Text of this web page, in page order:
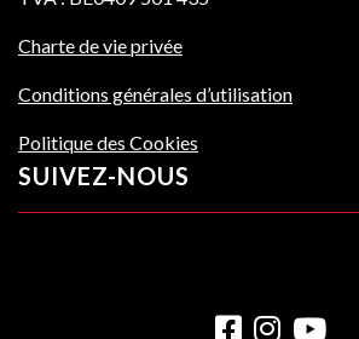
Charte de vie privée
Conditions générales d’utilisation
Politique des Cookies
SUIVEZ-NOUS